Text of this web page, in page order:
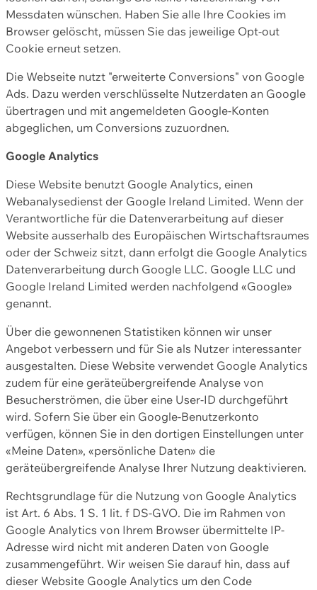
Messdaten wünschen. Haben Sie alle Ihre Cookies im
Browser gelöscht, müssen Sie das jeweilige Opt-out
Cookie erneut setzen.
Die Webseite nutzt "erweiterte Conversions" von Google
Ads. Dazu werden verschlüsselte Nutzerdaten an Google
übertragen und mit angemeldeten Google-Konten
abgeglichen, um Conversions zuzuordnen.
Google Analytics
Diese Website benutzt Google Analytics, einen
Webanalysedienst der Google Ireland Limited. Wenn der
Verantwortliche für die Datenverarbeitung auf dieser
Website ausserhalb des Europäischen Wirtschaftsraumes
oder der Schweiz sitzt, dann erfolgt die Google Analytics
Datenverarbeitung durch Google LLC. Google LLC und
Google Ireland Limited werden nachfolgend «Google»
genannt.
Über die gewonnenen Statistiken können wir unser
Angebot verbessern und für Sie als Nutzer interessanter
ausgestalten. Diese Website verwendet Google Analytics
zudem für eine geräteübergreifende Analyse von
Besucherströmen, die über eine User-ID durchgeführt
wird. Sofern Sie über ein Google-Benutzerkonto
verfügen, können Sie in den dortigen Einstellungen unter
«Meine Daten», «persönliche Daten» die
geräteübergreifende Analyse Ihrer Nutzung deaktivieren.
Rechtsgrundlage für die Nutzung von Google Analytics
ist Art. 6 Abs. 1 S. 1 lit. f DS-GVO. Die im Rahmen von
Google Analytics von Ihrem Browser übermittelte IP-
Adresse wird nicht mit anderen Daten von Google
zusammengeführt. Wir weisen Sie darauf hin, dass auf
dieser Website Google Analytics um den Code